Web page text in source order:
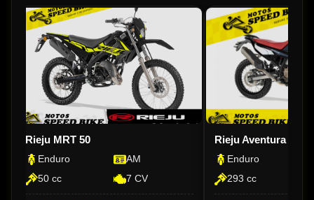
Rieju MRT 50
Enduro
AM
50 cc
7 CV
Rieju Aventura
Enduro
293 cc